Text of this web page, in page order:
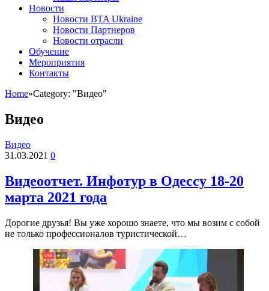
Новости
Новости BTA Ukraine
Новости Партнеров
Новости отрасли
Обучение
Мероприятия
Контакты
Home»Category: "Видео"
Видео
Видео
31.03.2021 0
Видеоотчет. Инфотур в Одессу 18-20
марта 2021 года
Дорогие друзья! Вы уже хорошо знаете, что мы возим с собой
не только профессионалов туристической…